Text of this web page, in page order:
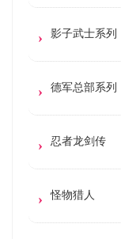
影子武士系列
德军总部系列
忍者龙剑传
怪物猎人